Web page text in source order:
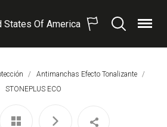
States Of America
BuscarMenú
Antimanchas Efecto Tonalizante
Página Actual:
STONEPLUS ECO